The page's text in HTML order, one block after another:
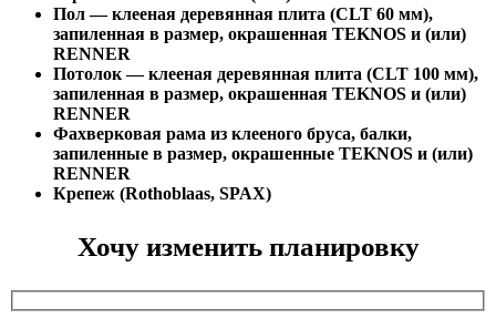
Пол — клееная деревянная плита (CLT 60 мм),
запиленная в размер, окрашенная TEKNOS и (или)
RENNER
Потолок — клееная деревянная плита (CLT 100 мм),
запиленная в размер, окрашенная TEKNOS и (или)
RENNER
Фахверковая рама из клееного бруса, балки,
запиленные в размер, окрашенные TEKNOS и (или)
RENNER
Крепеж (Rothoblaas, SPAX)
Хочу изменить планировку